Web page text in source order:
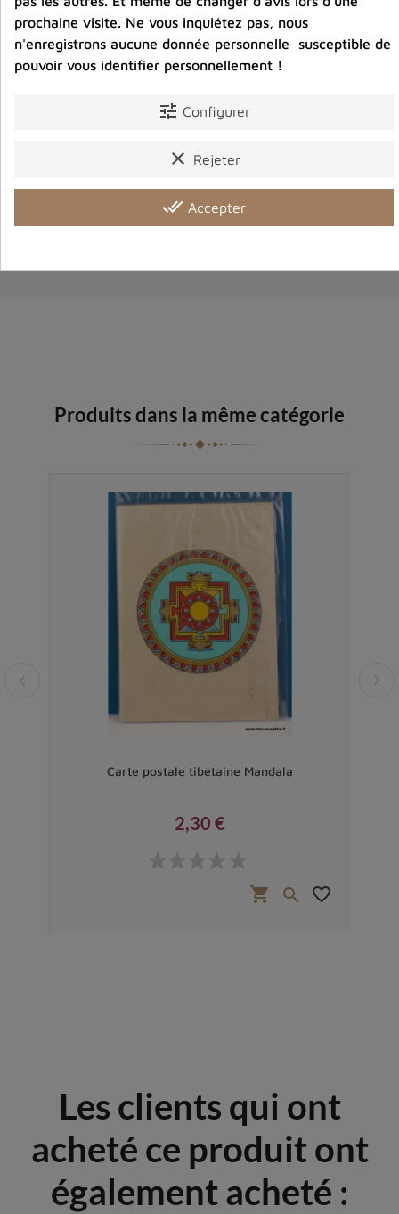
sacrée
Prix
Produits dans la même catégorie
Carte postale tibétaine Mandala
2,30 €
shopping_cart  favorite_border
Les clients qui ont
acheté ce produit ont
également acheté :
prochaine visite. Ne vous inquiétez pas, nous
n'enregistrons aucune donnée personnelle susceptible de
pouvoir vous identifier personnellement !
tune Configurer
clear Rejeter
done_all Accepter